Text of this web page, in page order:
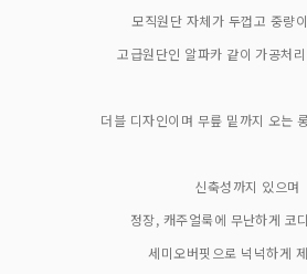
모직원단 자체가 두껍고 중량
고급원단인 알파카 같이 가공처
더블 디자인이며 무릎 밑까지 오는
신축성까지 있으며
정장, 캐주얼룩에 무난하게 코
세미오버핏으로 넉넉하게